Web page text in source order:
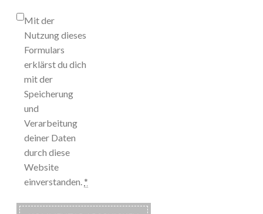
Mit der
Nutzung dieses
Formulars
erklärst du dich
mit der
Speicherung
und
Verarbeitung
deiner Daten
durch diese
Website
einverstanden. *